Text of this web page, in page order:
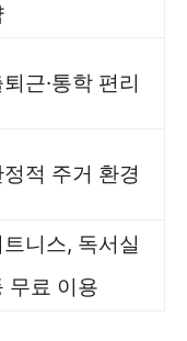
근·통학 편리
정적 주거 환경
트니스, 독서실
무료 이용